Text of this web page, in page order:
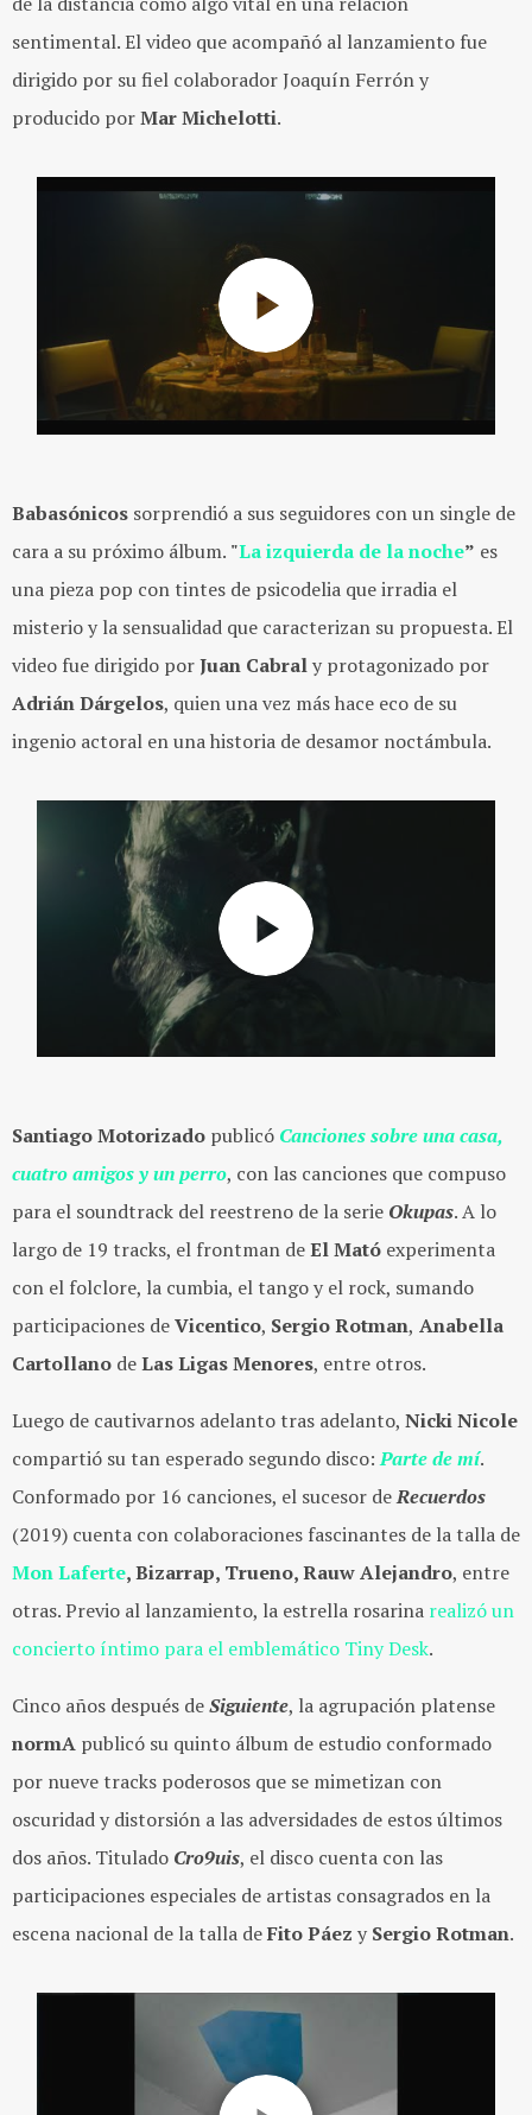
sentimental. El video que acompañó al lanzamiento fue
dirigido por su fiel colaborador Joaquín Ferrón y
producido porMar Michelotti.
Babasónicos sorprendió a sus seguidores con un single de
cara a su próximo álbum. "La izquierda de la noche” es
una pieza pop con tintes de psicodelia que irradia el
misterio y la sensualidad que caracterizan su propuesta. El
video fue dirigido porJuan Cabraly protagonizado por
Adrián Dárgelos, quien una vez más hace eco de su
ingenio actoral en una historia de desamor noctámbula.
Santiago Motorizado publicó Canciones sobre una casa,
cuatro amigos y un perro, con las canciones que compuso
para el soundtrack del reestreno de la serie Okupas. A lo
largo de 19 tracks, el frontman deEl Mató experimenta
con el folclore, la cumbia, el tango y el rock, sumando
participaciones deVicentico, Sergio Rotman, Anabella
Cartollano deLas Ligas Menores, entre otros.
Luego de cautivarnos adelanto tras adelanto, Nicki Nicole
compartió su tan esperado segundo disco:Parte de mí.
Conformado por 16 canciones, el sucesor deRecuerdos
(2019) cuenta con colaboraciones fascinantes de la talla de
Mon Laferte, Bizarrap, Trueno, Rauw Alejandro, entre
otras. Previo al lanzamiento, la estrella rosarina realizó un
concierto íntimo para el emblemático Tiny Desk.
Cinco años después deSiguiente, la agrupación platense
normA publicó su quinto álbum de estudio conformado
por nueve tracks poderosos que se mimetizan con
oscuridad y distorsión a las adversidades de estos últimos
dos años. Titulado Cro9uis, el disco cuenta con las
participaciones especiales de artistas consagrados en la
escena nacional de la talla deFito Páez y Sergio Rotman.